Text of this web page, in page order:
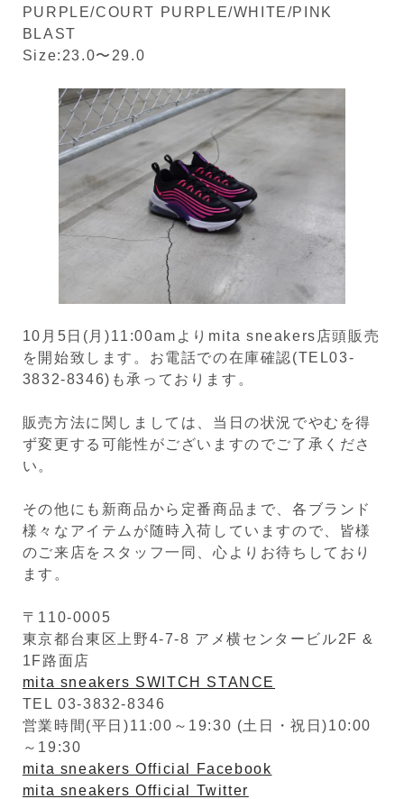
PURPLE/COURT PURPLE/WHITE/PINK
BLAST
Size:23.0〜29.0
10月5日(月)11:00amよりmita sneakers店頭販売
を開始致します。お電話での在庫確認(TEL03-
3832-8346)も承っております。
販売方法に関しましては、当日の状況でやむを得
ず変更する可能性がございますのでご了承くださ
い。
その他にも新商品から定番商品まで、各ブランド
様々なアイテムが随時入荷していますので、皆様
のご来店をスタッフ一同、心よりお待ちしており
ます。
〒110-0005
東京都台東区上野4-7-8 アメ横センタービル2F &
1F路面店
mita sneakers SWITCH STANCE
TEL 03-3832-8346
営業時間(平日)11:00～19:30 (土日・祝日)10:00
～19:30
mita sneakers Official Facebook
mita sneakers Official Twitter